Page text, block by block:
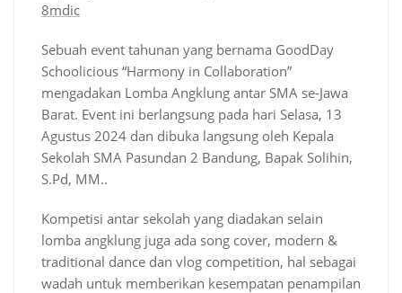
8mdic
Sebuah event tahunan yang bernama GoodDay
Schoolicious “Harmony in Collaboration”
mengadakan Lomba Angklung antar SMA se-Jawa
Barat. Event ini berlangsung pada hari Selasa, 13
Agustus 2024 dan dibuka langsung oleh Kepala
Sekolah SMA Pasundan 2 Bandung, Bapak Solihin,
S.Pd, MM..
Kompetisi antar sekolah yang diadakan selain
lomba angklung juga ada song cover, modern &
traditional dance dan vlog competition, hal sebagai
wadah untuk memberikan kesempatan penampilan